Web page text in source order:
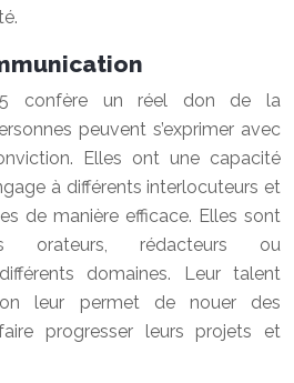
confère un réel don de la
peuvent s’exprimer avec
Elles ont une capacité
à différents interlocuteurs et
de manière efficace. Elles sont
orateurs, rédacteurs ou
domaines. Leur talent
leur permet de nouer des
progresser leurs projets et